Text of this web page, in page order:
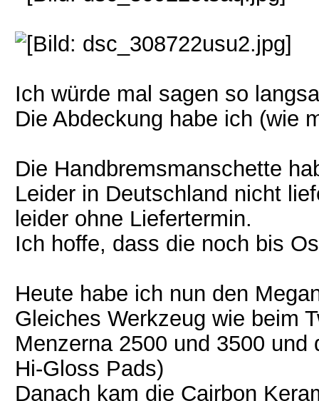
Ich würde mal sagen so
Die Abdeckung habe ich (wie
Die Handbremsmanschette
Leider in Deutschland nicht
leider ohne Liefertermin.
Ich hoffe, dass die noch bis
Heute habe ich nun den
Gleiches Werkzeug wie beim
Menzerna 2500 und 3500
Hi-Gloss Pads)
Danach kam die Cairbon